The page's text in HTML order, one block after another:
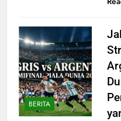
BERITA